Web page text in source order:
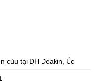
cứu tại ĐH Deakin, Úc